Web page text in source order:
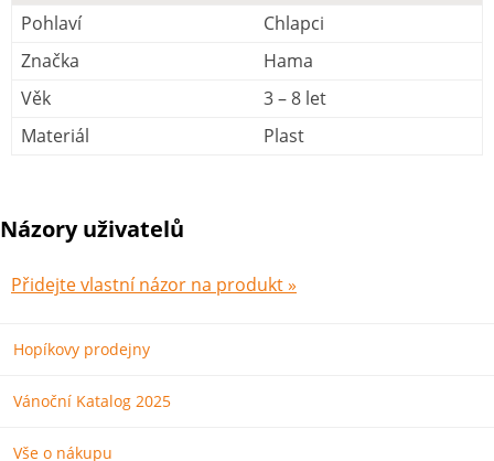
Pohlaví
Chlapci
Značka
Hama
Věk
3 – 8 let
Materiál
Plast
Názory uživatelů
Přidejte vlastní názor na produkt »
Hopíkovy prodejny
Vánoční Katalog 2025
Vše o nákupu